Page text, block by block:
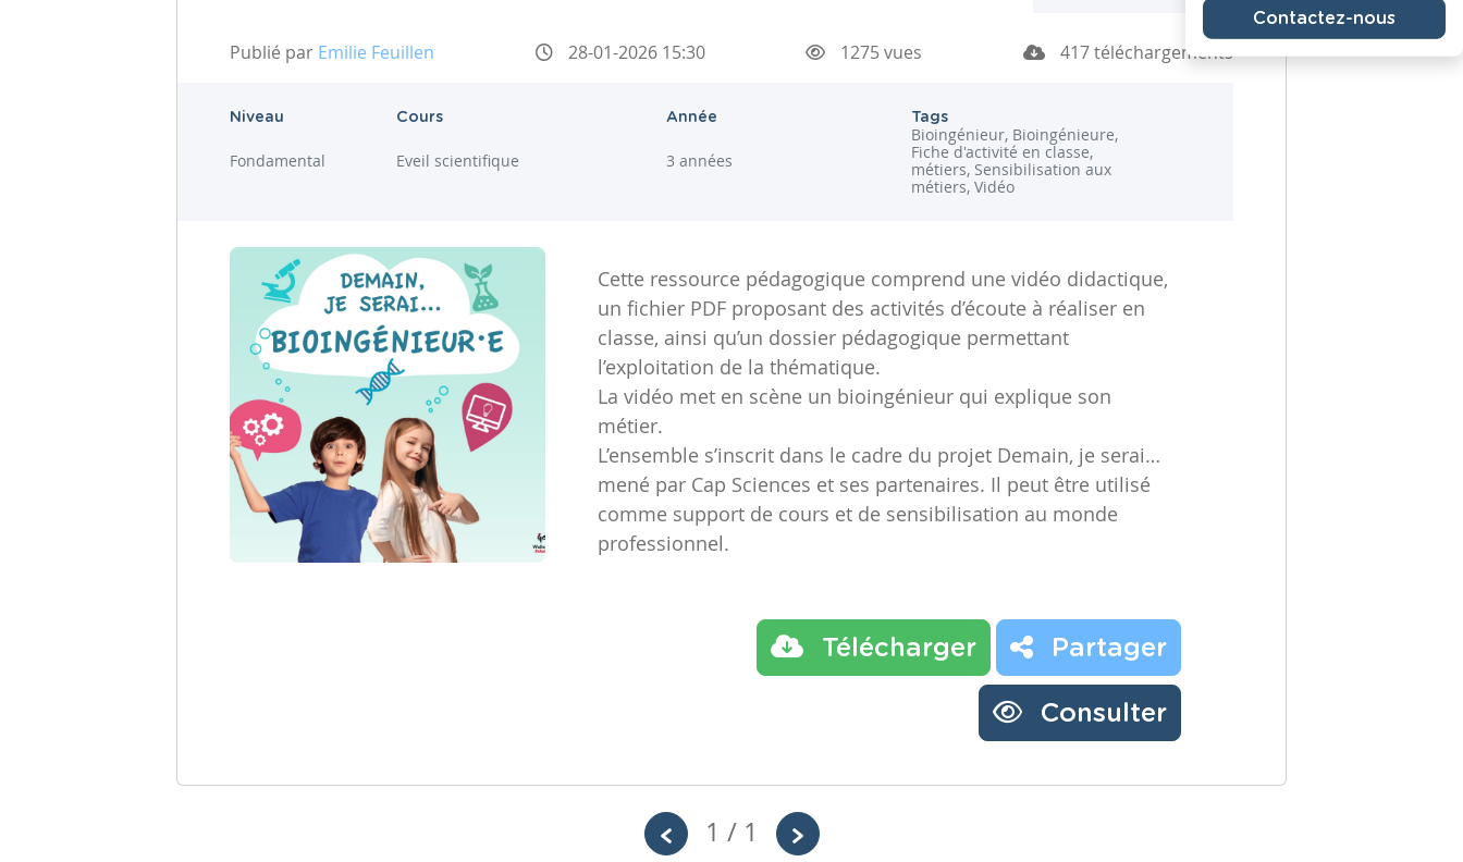
Publié par Emilie Feuillen 28-01-2026 15:30 1275 vues 417 téléchargements
Niveau
Fondamental
Cours
Eveil scientifique
Année
3 années
Tags
Bioingénieur, Bioingénieure,
Fiche d'activité en classe,
métiers, Sensibilisation aux
métiers, Vidéo
Cette ressource pédagogique comprend une vidéo didactique,
un fichier PDF proposant des activités d’écoute à réaliser en
classe, ainsi qu’un dossier pédagogique permettant
l’exploitation de la thématique.
La vidéo met en scène un bioingénieur qui explique son
métier.
L’ensemble s’inscrit dans le cadre du projet Demain, je serai…
mené par Cap Sciences et ses partenaires. Il peut être utilisé
comme support de cours et de sensibilisation au monde
professionnel.
Télécharger Partager
Consulter
1 / 1
Contactez-nous